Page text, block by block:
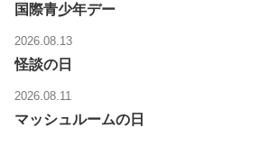
国際青少年デー
2026.08.13
怪談の日
2026.08.11
マッシュルームの日